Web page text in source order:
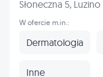
Słoneczna 5, Luzino
W ofercie m.in.:
Dermatologia
Inne